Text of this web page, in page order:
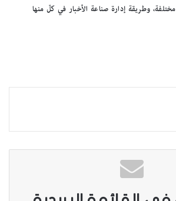
وطريقة إدارة صناعة الأخبار في كلّ منها